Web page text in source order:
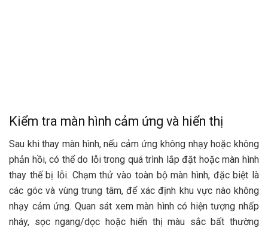
Kiểm tra màn hình cảm ứng và hiển thị
Sau khi thay màn hình, nếu cảm ứng không nhạy hoặc không
phản hồi, có thể do lỗi trong quá trình lắp đặt hoặc màn hình
thay thế bị lỗi. Chạm thử vào toàn bộ màn hình, đặc biệt là
các góc và vùng trung tâm, để xác định khu vực nào không
nhạy cảm ứng. Quan sát xem màn hình có hiện tượng nhấp
nháy, sọc ngang/dọc hoặc hiển thị màu sắc bất thường